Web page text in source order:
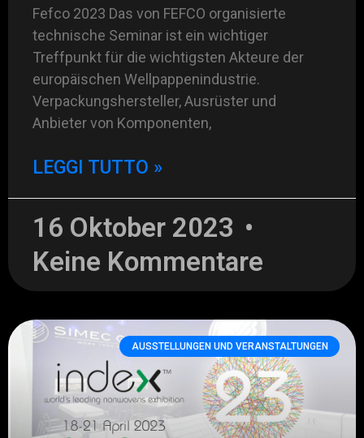
Fefco 2023 Das von FEFCO organisierte
technische Seminar ist ein wichtiger
Treffpunkt für die wichtigsten Akteure der
europäischen Wellpappenindustrie.
Verpackungshersteller, Ausrüster und
Anbieter von Komponenten,
LEGGI TUTTO »
16 Oktober 2023
Keine Kommentare
AUSSTELLUNGEN UND VERANSTALTUNGEN